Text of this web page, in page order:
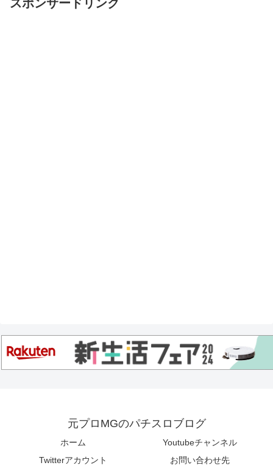
スポンサードリンク
元プロMGのパチスロブログ
ホーム
Youtubeチャンネル
Twitterアカウント
お問い合わせ先